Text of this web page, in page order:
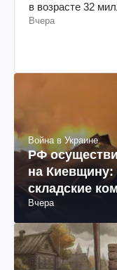
в возрасте 32
Вчера
Война в Украине
РФ
на Киевщину:
складские
раненых
Вчера